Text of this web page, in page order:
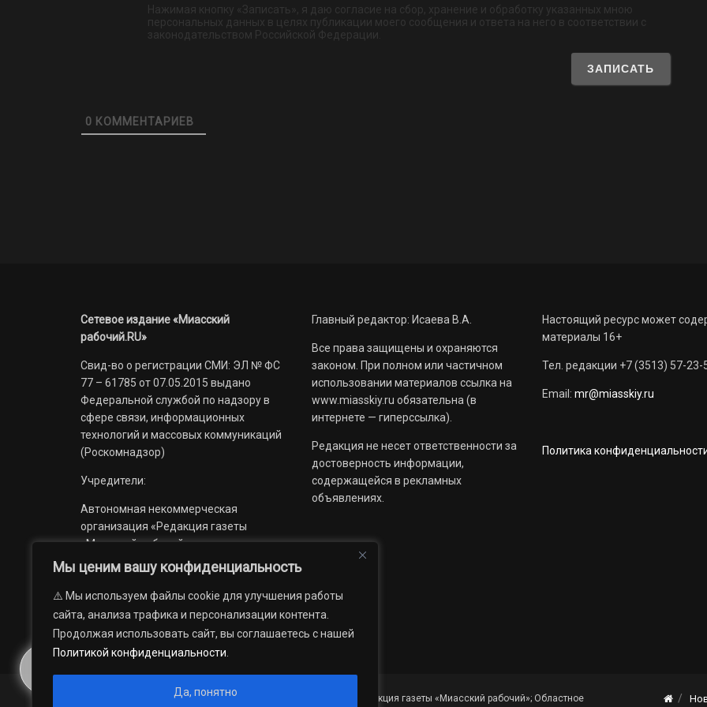
Мы ценим вашу конфиденциальность
⚠️ Мы используем файлы cookie для улучшения работы
сайта, анализа трафика и персонализации контента.
Продолжая использовать сайт, вы соглашаетесь с нашей
Политикой конфиденциальности
Да, понятно
обязательно
Нажимая кнопку «Записать», я даю согласие на сбор, хранение и обработку указанных мною
персональных данных в целях публикации моего сообщения и ответа на него в соответствии с
законодательством Российской Федерации.
0 КОММЕНТАРИЕВ
Сетевое издание «Миасский
рабочий.RU»
Свид-во о регистрации СМИ: ЭЛ № ФС
77 – 61785 от 07.05.2015 выдано
Федеральной службой по надзору в
сфере связи, информационных
технологий и массовых коммуникаций
(Роскомнадзор)
Учредители:
Автономная некоммерческая
организация «Редакция газеты
«Миасский рабочий»;
Областное государственное
учреждение «Издательский дом
Главный редактор: Исаева В.А.
Все права защищены и охраняются
законом. При полном или частичном
использовании материалов ссылка на
www.miasskiy.ru обязательна (в
интернете — гиперссылка).
Редакция не несет ответственности за
достоверность информации,
содержащейся в рекламных
объявлениях.
Настоящий ресурс может
материалы 16+
Тел. редакции +7 (3513) 57-23-
Email: mr@miasskiy.ru
Политика
© 2012 — 2026. Автономная некоммерческая организация «Редакция газеты «Миасский рабочий»; Областное